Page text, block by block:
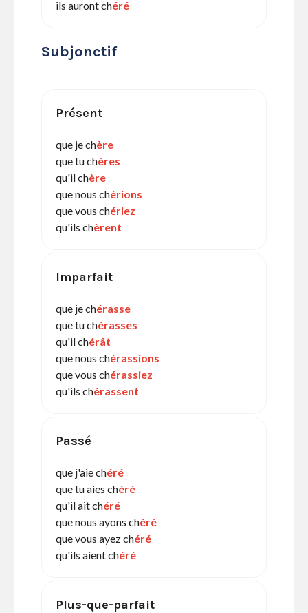
ils auront chéré
Subjonctif
Présent
que je chère
que tu chères
qu'il chère
que nous chérions
que vous chériez
qu'ils chèrent
Imparfait
que je chérasse
que tu chérasses
qu'il chérât
que nous chérassions
que vous chérassiez
qu'ils chérassent
Passé
que j'aie chéré
que tu aies chéré
qu'il ait chéré
que nous ayons chéré
que vous ayez chéré
qu'ils aient chéré
Plus-que-parfait